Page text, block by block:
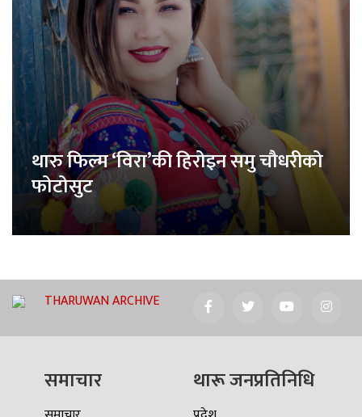
थारु फिल्म ‘विरा’की हिरोइन समु चौधरीको
फोटोसुट
THARUWAN ARCHIVE
समाचार थारू जनप्रतिनिधि